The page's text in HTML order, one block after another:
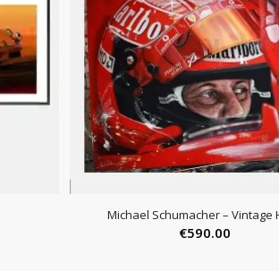
Michael Schumacher – Vintage
€590.00